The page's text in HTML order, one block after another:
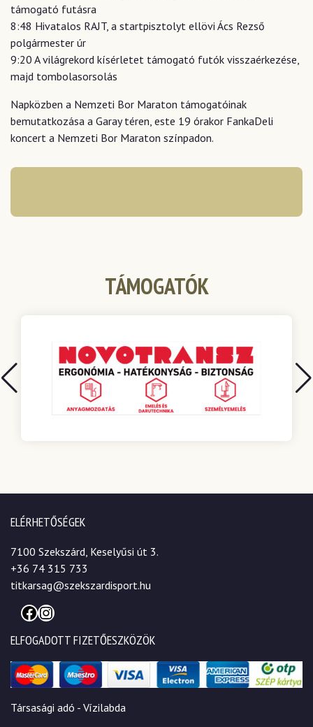
támogató futásra
8:48 Hivatalos RAJT, a startpisztolyt ellövi Ács Rezső
polgármester úr
9:20 A világrekord kísérletet támogató futók visszaérkezése,
majd tombolasorsolás
Napközben a Nemzeti Bor Maraton támogatóinak
bemutatkozása a Garay téren, este 19 órakor FankaDeli
koncert a Nemzeti Bor Maraton színpadon.
TÁMOGATÓK
ELÉRHETŐSÉGEK
7100 Szekszárd, Keselyűsi út 3.
+36 74 315 733
titkarsag@szekszardisport.hu
Facebook
Instagram
ELFOGADOTT FIZETŐESZKÖZÖK
Társasági adó - Vízilabda